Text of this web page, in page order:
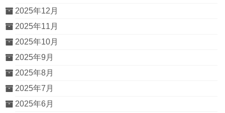
2025年12月
2025年11月
2025年10月
2025年9月
2025年8月
2025年7月
2025年6月